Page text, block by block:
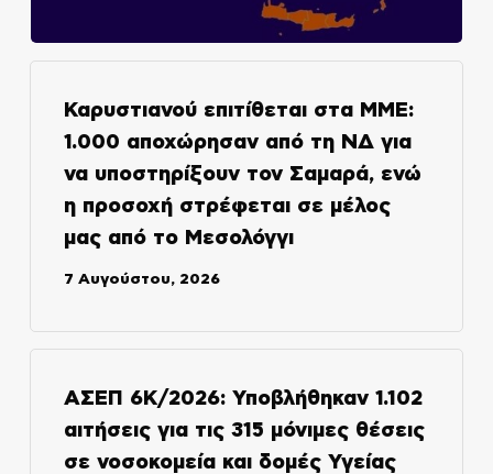
Καρυστιανού επιτίθεται στα ΜΜΕ:
1.000 αποχώρησαν από τη ΝΔ για
να υποστηρίξουν τον Σαμαρά, ενώ
η προσοχή στρέφεται σε μέλος
μας από το Μεσολόγγι
7 Αυγούστου, 2026
ΑΣΕΠ 6Κ/2026: Υποβλήθηκαν 1.102
αιτήσεις για τις 315 μόνιμες θέσεις
σε νοσοκομεία και δομές Υγείας